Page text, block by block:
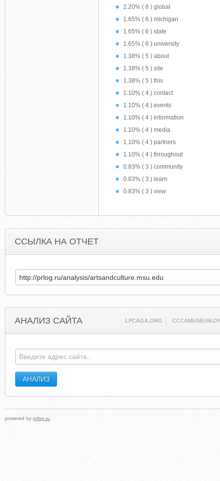
2.20% ( 8 ) global
1.65% ( 6 ) michigan
1.65% ( 6 ) state
1.65% ( 6 ) university
1.38% ( 5 ) about
1.38% ( 5 ) site
1.38% ( 5 ) this
1.10% ( 4 ) contact
1.10% ( 4 ) events
1.10% ( 4 ) information
1.10% ( 4 ) media
1.10% ( 4 ) partners
1.10% ( 4 ) throughout
0.83% ( 3 ) community
0.83% ( 3 ) learn
0.83% ( 3 ) view
ССЫЛКА НА ОТЧЕТ
АНАЛИЗ САЙТА LPCAGA.ORG
powered by prlog.ru